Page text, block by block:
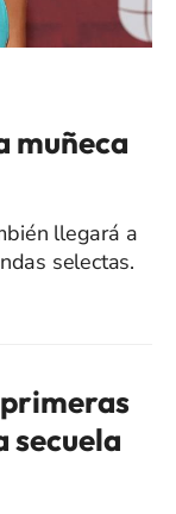
muñeca
llegará a
selectas.
secuela